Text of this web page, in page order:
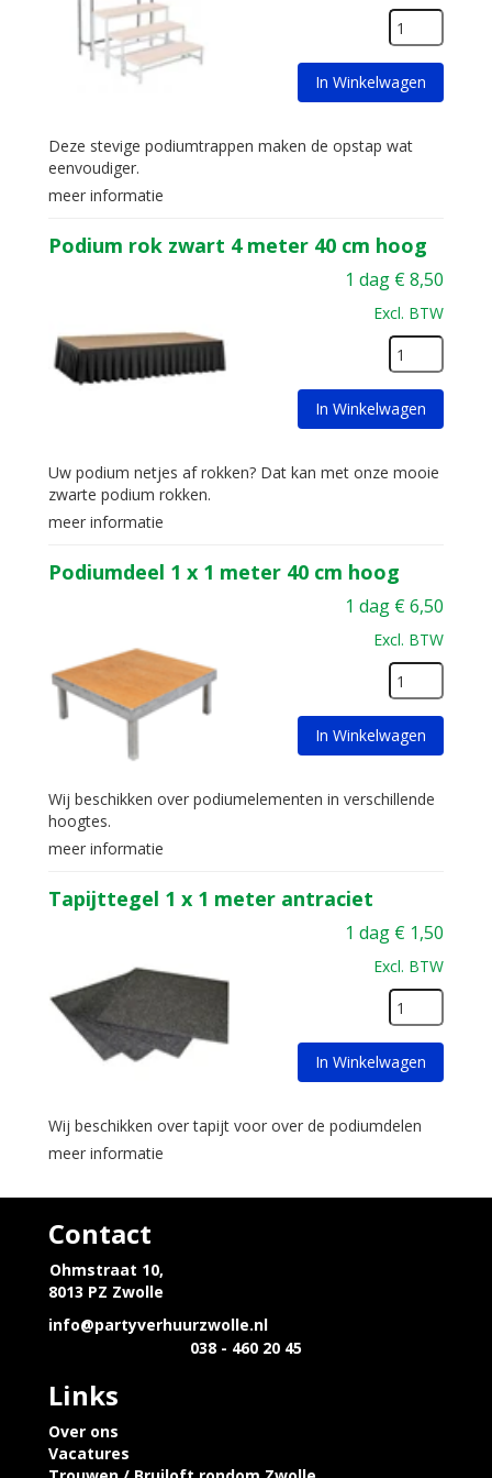
In Winkelwagen
Deze stevige podiumtrappen maken de opstap wat
eenvoudiger.
meer informatie
Podium rok zwart 4 meter 40 cm hoog
1 dag €8,50
Excl. BTW
In Winkelwagen
Uw podium netjes af rokken? Dat kan met onze mooie
zwarte podium rokken.
meer informatie
Podiumdeel 1 x 1 meter 40 cm hoog
1 dag €6,50
Excl. BTW
In Winkelwagen
Wij beschikken over podiumelementen in verschillende
hoogtes.
meer informatie
Tapijttegel 1 x 1 meter antraciet
1 dag € 1,50
Excl. BTW
In Winkelwagen
Wij beschikken over tapijt voor over de podiumdelen
meer informatie
Contact
Ohmstraat 10,
8013 PZ Zwolle
info@partyverhuurzwolle.nl
038 - 460 20 45
Links
Over ons
Vacatures